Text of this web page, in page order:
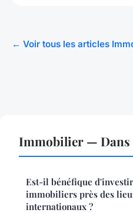
← Voir tous les articles
Immobilier — Dans
Est-il bénéfique
immobiliers près des
internationaux ?